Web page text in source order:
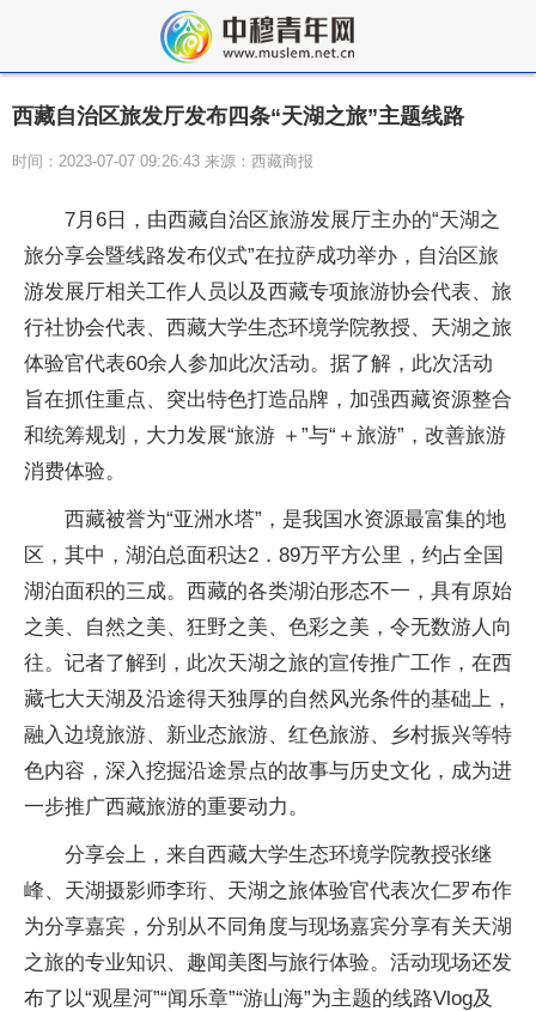
西藏自治区旅发厅发布四条“天湖之旅”主题线路
时间：2023-07-07 09:26:43 来源：西藏商报
7月6日，由西藏自治区旅游发展厅主办的“天湖之
旅分享会暨线路发布仪式”在拉萨成功举办，自治区旅
游发展厅相关工作人员以及西藏专项旅游协会代表、旅
行社协会代表、西藏大学生态环境学院教授、天湖之旅
体验官代表60余人参加此次活动。据了解，此次活动
旨在抓住重点、突出特色打造品牌，加强西藏资源整合
和统筹规划，大力发展“旅游 ＋”与“＋旅游”，改善旅游
消费体验。
西藏被誉为“亚洲水塔”，是我国水资源最富集的地
区，其中，湖泊总面积达2．89万平方公里，约占全国
湖泊面积的三成。西藏的各类湖泊形态不一，具有原始
之美、自然之美、狂野之美、色彩之美，令无数游人向
往。记者了解到，此次天湖之旅的宣传推广工作，在西
藏七大天湖及沿途得天独厚的自然风光条件的基础上，
融入边境旅游、新业态旅游、红色旅游、乡村振兴等特
色内容，深入挖掘沿途景点的故事与历史文化，成为进
一步推广西藏旅游的重要动力。
分享会上，来自西藏大学生态环境学院教授张继
峰、天湖摄影师李珩、天湖之旅体验官代表次仁罗布作
为分享嘉宾，分别从不同角度与现场嘉宾分享有关天湖
之旅的专业知识、趣闻美图与旅行体验。活动现场还发
布了以“观星河”“闻乐章”“游山海”为主题的线路Vlog及